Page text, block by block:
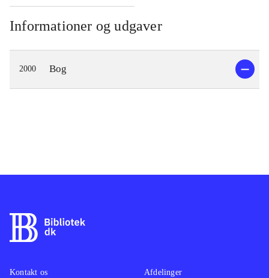
Informationer og udgaver
2000 Bog
Kontakt os
Afdelinger